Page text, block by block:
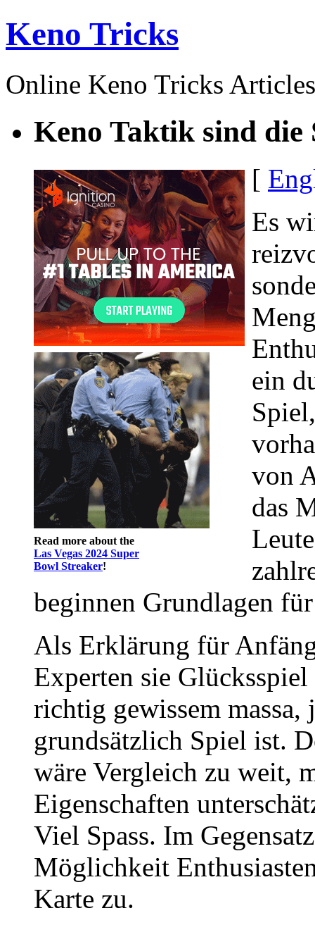
Keno Tricks
Online Keno Tricks Articles
Keno Taktik sind die
Read more about the
Las Vegas 2024 Super
Bowl Streaker!
[
Es
ein
von
das
beginnen Grundlagen
Als Erklärung für
Experten sie
richtig gewissem massa,
grundsätzlich Spiel ist.
wäre Vergleich zu weit,
Eigenschaften
Viel Spass. Im
Möglichkeit
Karte zu.